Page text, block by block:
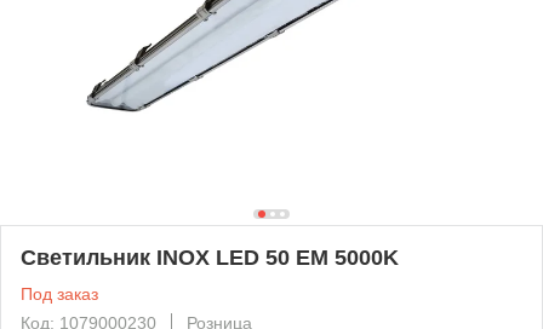
Светильник INOX LED 50 EM 5000K
Под заказ
Код: 1079000230
Розница